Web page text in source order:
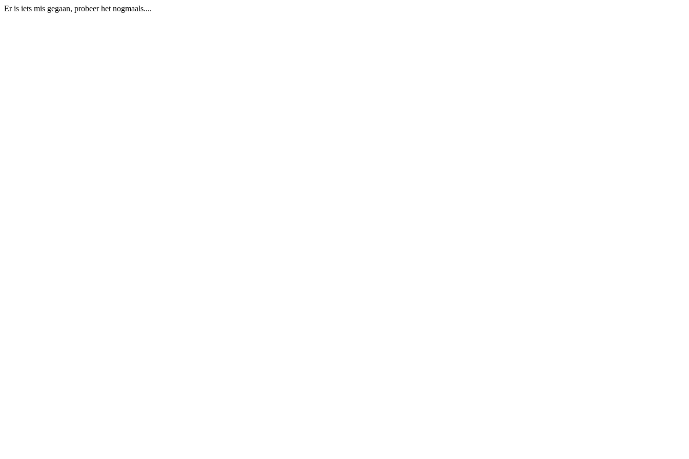
Er is iets mis gegaan, probeer het nogmaals....